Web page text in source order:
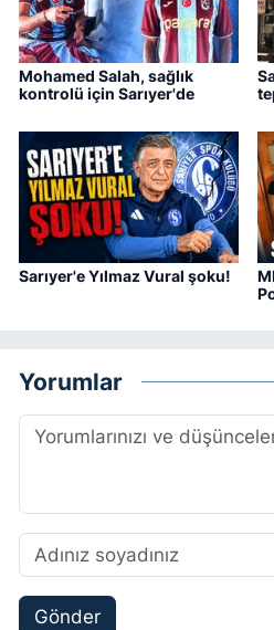
Mohamed Salah, sağlık
kontrolü için Sarıyer'de
Sarıyer'e Yılmaz Vural şoku!
Yorumlar
Gönder